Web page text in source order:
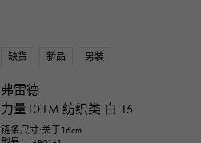
缺货 新品 男装
弗雷德
力量10 LM 纺织类 白 16
链条尺寸:关于16cm